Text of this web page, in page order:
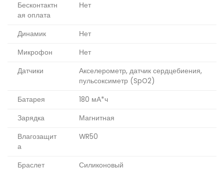
Бесконтактн
ая оплата
Нет
Динамик
Нет
Микрофон
Нет
Датчики
Акселерометр, датчик сердцебиения,
пульсоксиметр (SpO2)
Батарея
180 мА*ч
Зарядка
Магнитная
Влагозащит
а
WR50
Браслет
Силиконовый